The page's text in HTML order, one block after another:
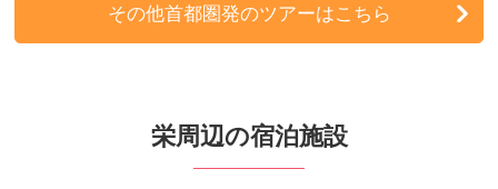
北陸発
九州発
その他首都圏発のツアーはこちら
栄周辺の宿泊施設